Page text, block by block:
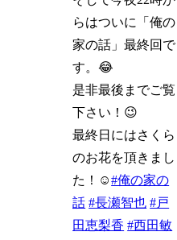
らはついに「俺の
家の話」最終回で
す。😂
是非最後までご覧
下さい！😉
最終日にはさくら
のお花を頂きまし
た！☺️#俺の家の
話 #長瀬智也 #戸
田恵梨香 #西田敏